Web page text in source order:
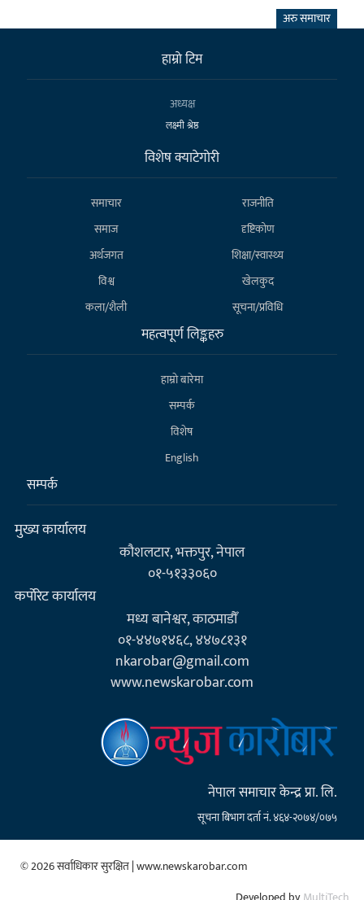
अरु समाचार
हाम्राे टिम
अध्यक्ष
लक्ष्मी श्रेष्ठ
विशेष क्याटेगाेरी
समाचार
राजनीति
समाज
दृष्टिकोण
अर्थजगत
शिक्षा/स्वास्थ्य
विश्व
खेलकुद
कला/शैली
सूचना/प्रविधि
महत्वपूर्ण लिङ्कहरु
हाम्राे बारेमा
सम्पर्क
विशेष
English
सम्पर्क
मुख्य कार्यालय
कौशलटार, भक्तपुर, नेपाल
०१-५१३३०६०
कर्पाेरेट कार्यालय
मध्य बानेश्वर, काठमाडौँ
०१-४४७१४६८, ४४७८१३१
nkarobar@gmail.com
www.newskarobar.com
नेपाल समाचार केन्द्र प्रा. लि.
सूचना बिभाग दर्ता नं. ४६४-२०७४/०७५
© 2026 सर्वाधिकार सुरक्षित | www.newskarobar.com